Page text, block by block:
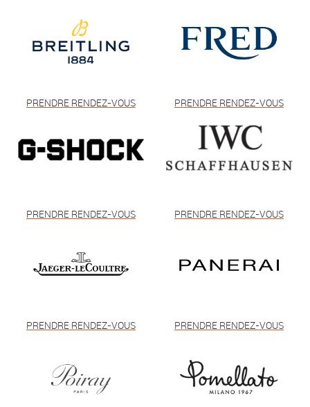
PRENDRE RENDEZ-VOUS PRENDRE RENDEZ-VOUS
PRENDRE RENDEZ-VOUS PRENDRE RENDEZ-VOUS
PRENDRE RENDEZ-VOUS PRENDRE RENDEZ-VOUS